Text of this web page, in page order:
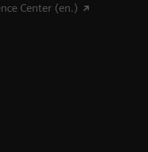
Center (en.)